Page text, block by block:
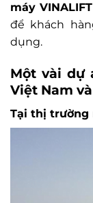
máy VINALIFT
để khách
dụng.
Một vài dự
Việt Nam
Tại thị trường